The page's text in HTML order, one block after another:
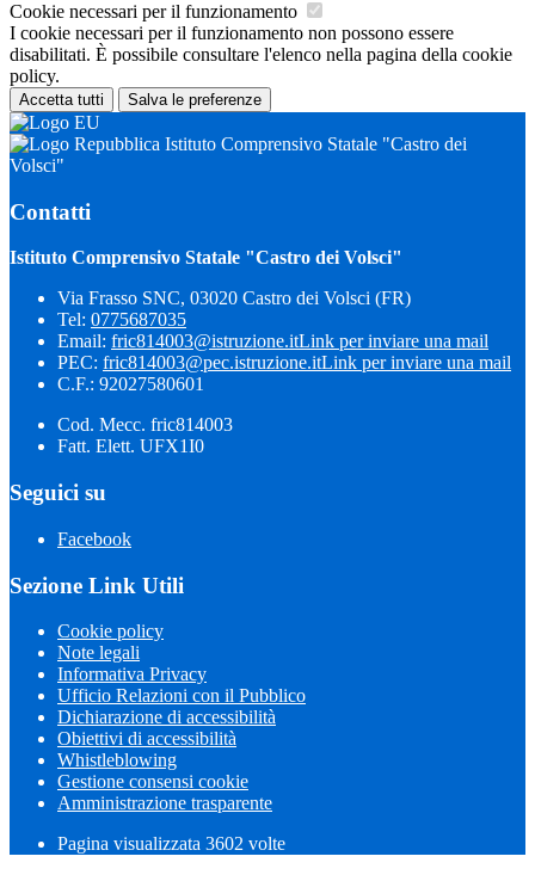
Cookie necessari per il funzionamento
I cookie necessari per il funzionamento non possono essere
disabilitati. È possibile consultare l'elenco nella pagina della cookie
policy.
Accetta tutti Salva le preferenze
Istituto Comprensivo Statale "Castro dei
Volsci"
Contatti
Istituto Comprensivo Statale "Castro dei Volsci"
Via Frasso SNC, 03020 Castro dei Volsci (FR)
Tel: 0775687035
Email: fric814003@istruzione.itLink per inviare una mail
PEC: fric814003@pec.istruzione.itLink per inviare una mail
C.F.: 92027580601
Cod. Mecc. fric814003
Fatt. Elett. UFX1I0
Seguici su
Facebook
Sezione Link Utili
Cookie policy
Note legali
Informativa Privacy
Ufficio Relazioni con il Pubblico
Dichiarazione di accessibilità
Obiettivi di accessibilità
Whistleblowing
Gestione consensi cookie
Amministrazione trasparente
Pagina visualizzata 3602 volte